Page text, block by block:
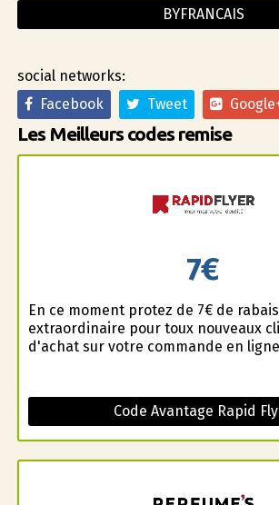
BYFRANCAIS
social networks:
Facebook
Tweet
Les Meilleurs codes remise
7€
En ce moment profitez de 7€ de rabais
extraordinaire pour toux nouveaux
d'achat sur votre commande en
Code Avantage Rapid